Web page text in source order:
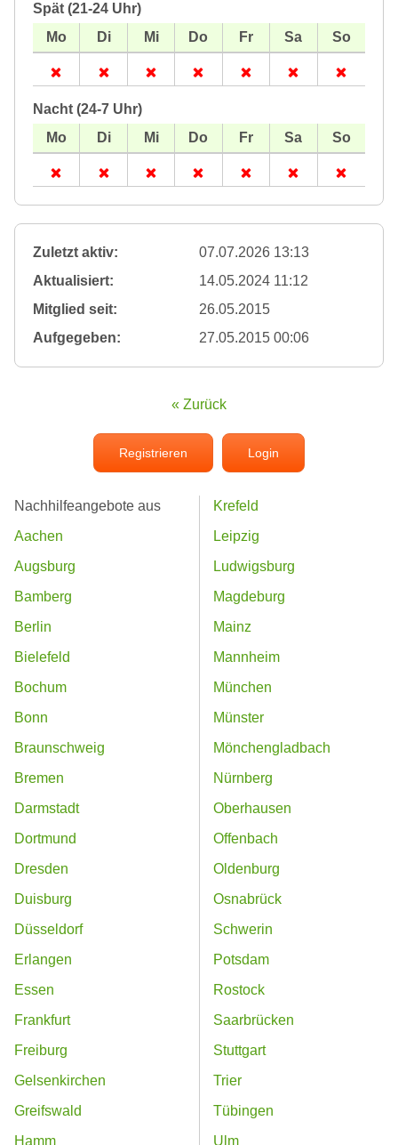
Spät (21-24 Uhr)
Nacht (24-7 Uhr)
Zuletzt aktiv:
07.07.2026 13:13
Aktualisiert:
14.05.2024 11:12
Mitglied seit:
26.05.2015
Aufgegeben:
27.05.2015 00:06
« Zurück
Registrieren Login
Nachhilfeangebote aus
Aachen
Augsburg
Bamberg
Berlin
Bielefeld
Bochum
Bonn
Braunschweig
Bremen
Darmstadt
Dortmund
Dresden
Duisburg
Düsseldorf
Erlangen
Essen
Frankfurt
Freiburg
Gelsenkirchen
Greifswald
Hamm
Krefeld
Leipzig
Ludwigsburg
Magdeburg
Mainz
Mannheim
München
Münster
Mönchengladbach
Nürnberg
Oberhausen
Offenbach
Oldenburg
Osnabrück
Schwerin
Potsdam
Rostock
Saarbrücken
Stuttgart
Trier
Tübingen
Ulm